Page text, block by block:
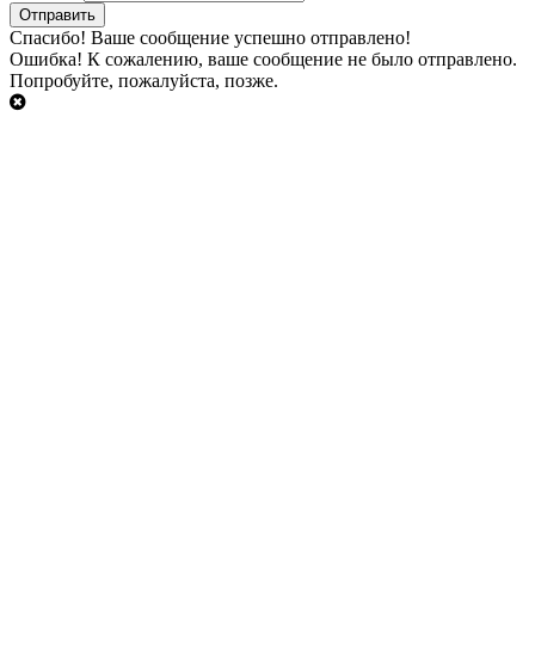
Cпасибо! Ваше сообщение успешно отправлено!
Ошибка! К сожалению, ваше сообщение не было отправлено.
Попробуйте, пожалуйста, позже.